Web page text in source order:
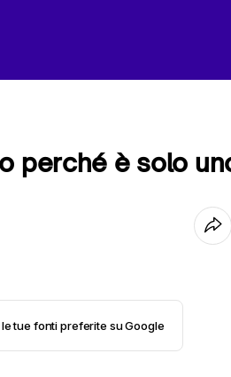
perché è solo
tue fonti preferite su Google